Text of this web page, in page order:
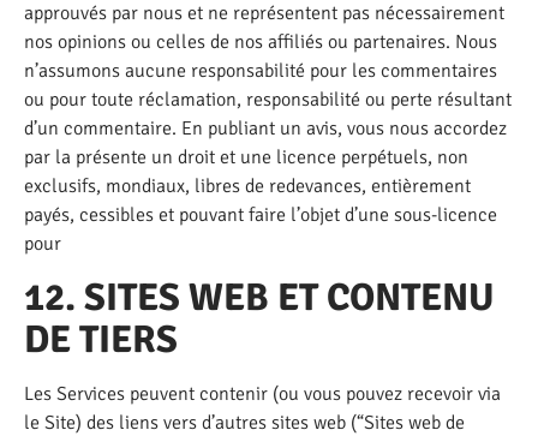
approuvés par nous et ne représentent pas nécessairement
nos opinions ou celles de nos affiliés ou partenaires. Nous
n’assumons aucune responsabilité pour les commentaires
ou pour toute réclamation, responsabilité ou perte résultant
d’un commentaire. En publiant un avis, vous nous accordez
par la présente un droit et une licence perpétuels, non
exclusifs, mondiaux, libres de redevances, entièrement
payés, cessibles et pouvant faire l’objet d’une sous-licence
pour
12. SITES WEB ET CONTENU
DE TIERS
Les Services peuvent contenir (ou vous pouvez recevoir via
le Site) des liens vers d’autres sites web (“Sites web de